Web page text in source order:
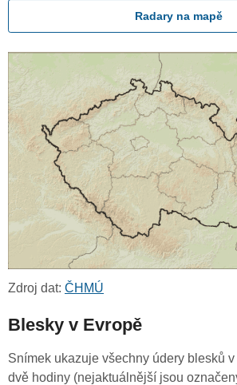
Radary na mapě
Zdroj dat: ČHMÚ
Blesky v Evropě
Snímek ukazuje všechny údery blesků
dvě hodiny (nejaktuálnější jsou